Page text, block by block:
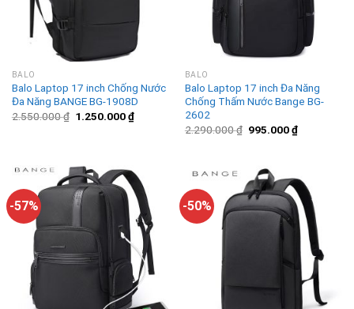
BALO
Balo Laptop 17 inch Chống Nước
Đa Năng BANGE BG-1908D
2.550.000₫ 1.250.000₫
BALO
Balo Laptop 17 inch Đa Năng
Chống Thấm Nước Bange BG-
2602
2.290.000₫ 995.000₫
-57% -50%